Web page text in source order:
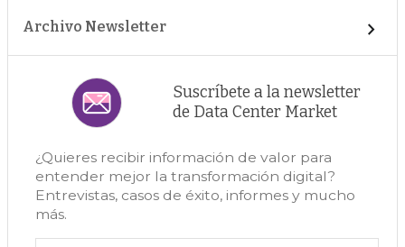
Archivo Newsletter
Suscríbete a la newsletter
de Data Center Market
¿Quieres recibir información de valor para
entender mejor la transformación digital?
Entrevistas, casos de éxito, informes y mucho
más.